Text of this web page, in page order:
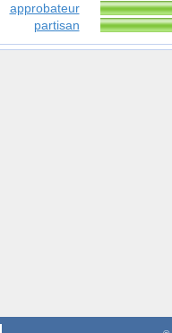
approbateur
partisan